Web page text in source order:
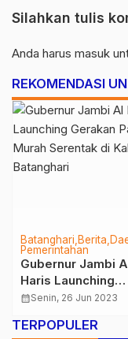
Silahkan tulis
Anda harus masuk
REKOMENDASI
Batanghari Berita
Pemerintahan
Gubernur Jambi
Haris Launching
Gerakan Pangan
Batanghari
calendar_monthSenin, 26 Jun 2023
TERPOPULER